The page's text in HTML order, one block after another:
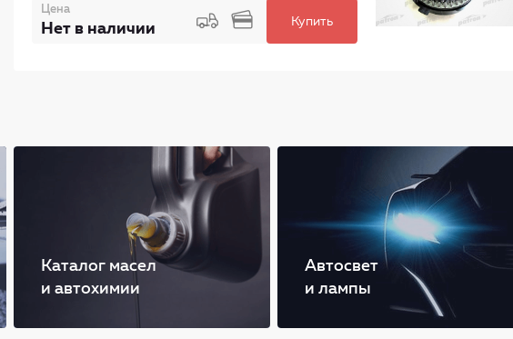
Цена
Нет в наличии Купить
Каталог масел
и автохимии
Автосвет
и лампы